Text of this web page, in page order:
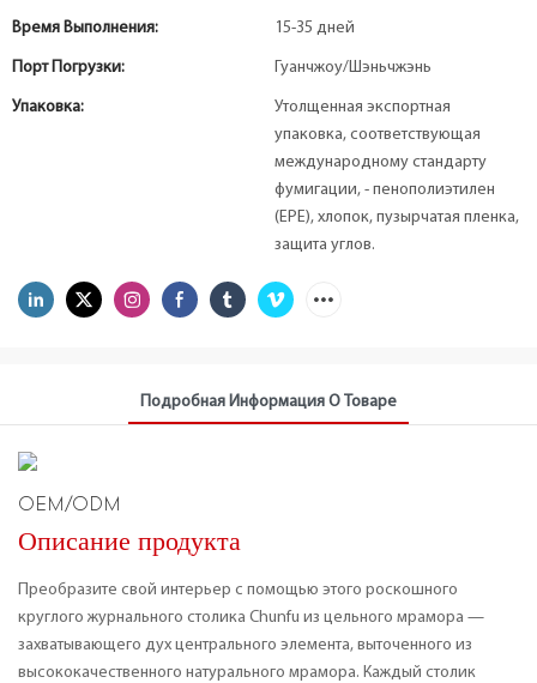
Время Выполнения: 15-35 дней
Порт Погрузки: Гуанчжоу/Шэньчжэнь
Упаковка:
Утолщенная экспортная
упаковка, соответствующая
международному стандарту
фумигации, - пенополиэтилен
(EPE), хлопок, пузырчатая пленка,
защита углов.
Подробная Информация О Товаре
OEM/ODM
Описание продукта
Преобразите свой интерьер с помощью этого роскошного
круглого журнального столика Chunfu из цельного мрамора —
захватывающего дух центрального элемента, выточенного из
высококачественного натурального мрамора. Каждый столик